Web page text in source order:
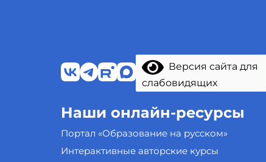
Версия сайта для
слабовидящих
Наши онлайн-ресурсы
Портал «Образование на русском»
Интерактивные авторские курсы